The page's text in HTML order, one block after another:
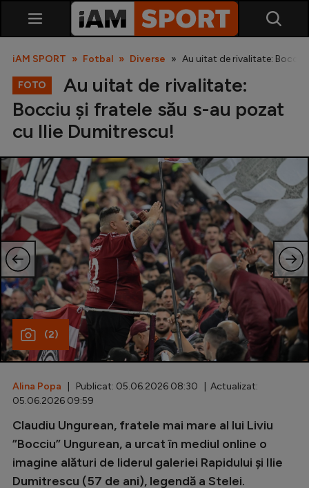
SuperLiga
Liga 2
Cupa României
Echipa Națională
U21
Fotbal feminin
Special
Diverse
Inedit
Champions League
iAM SPORT Fotbal Diverse Au uitat de rivalitate: Bocciu
FOTO
Au uitat de rivalitate:
Bocciu și fratele său s-au pozat
cu Ilie Dumitrescu!
(2)
Alina Popa | Publicat: 05.06.2026 08:30 | Actualizat:
05.06.2026 09:59
Claudiu Ungurean, fratele mai mare al lui Liviu
”Bocciu” Ungurean, a urcat în mediul online o
imagine alături de liderul galeriei Rapidului și Ilie
Dumitrescu (57 de ani), legendă a Stelei.